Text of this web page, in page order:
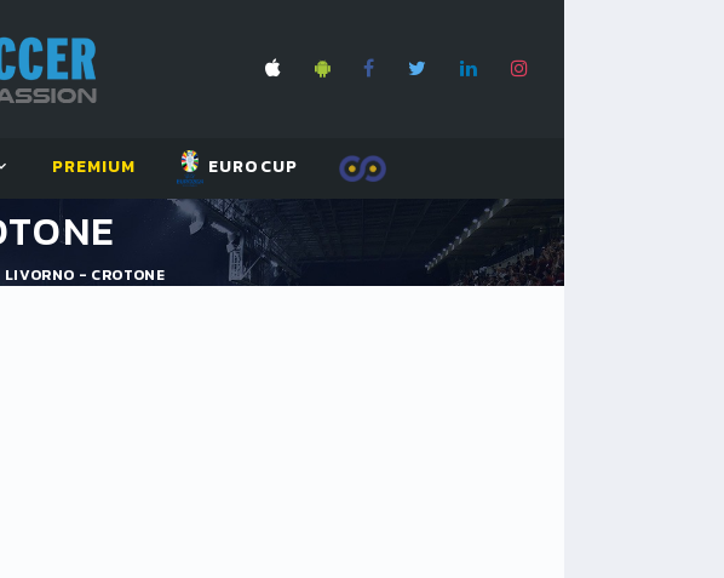
PREMIUM EUROCUP
LIVORNO - CROTONE